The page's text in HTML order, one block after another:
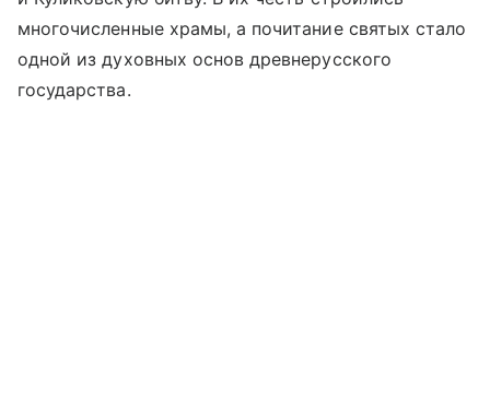
многочисленные храмы, а почитание святых стало
одной из духовных основ древнерусского
государства.